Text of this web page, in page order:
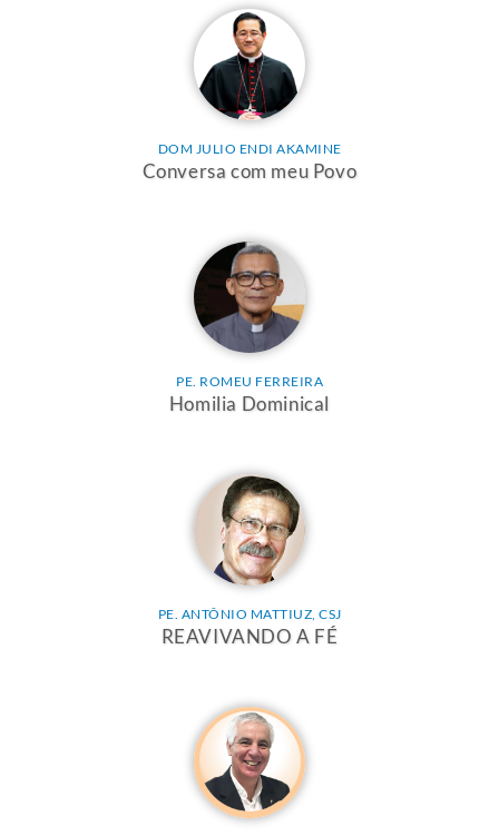
DOM JULIO ENDI AKAMINE
Conversa com meu Povo
PE. ROMEU FERREIRA
Homilia Dominical
PE. ANTÔNIO MATTIUZ, CSJ
REAVIVANDO A FÉ